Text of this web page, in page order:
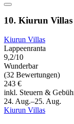
10. Kiurun Villas
Kiurun Villas
Lappeenranta
9,2/10
Wunderbar
(32 Bewertungen)
243 €
inkl. Steuern &
24. Aug.–25. Aug.
Kiurun Villas